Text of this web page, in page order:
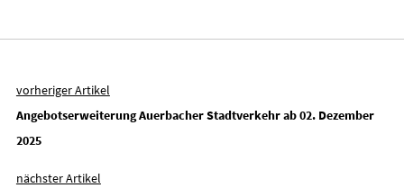
vorheriger Artikel
Angebotserweiterung Auerbacher Stadtverkehr ab 02. Dezember
2025
nächster Artikel